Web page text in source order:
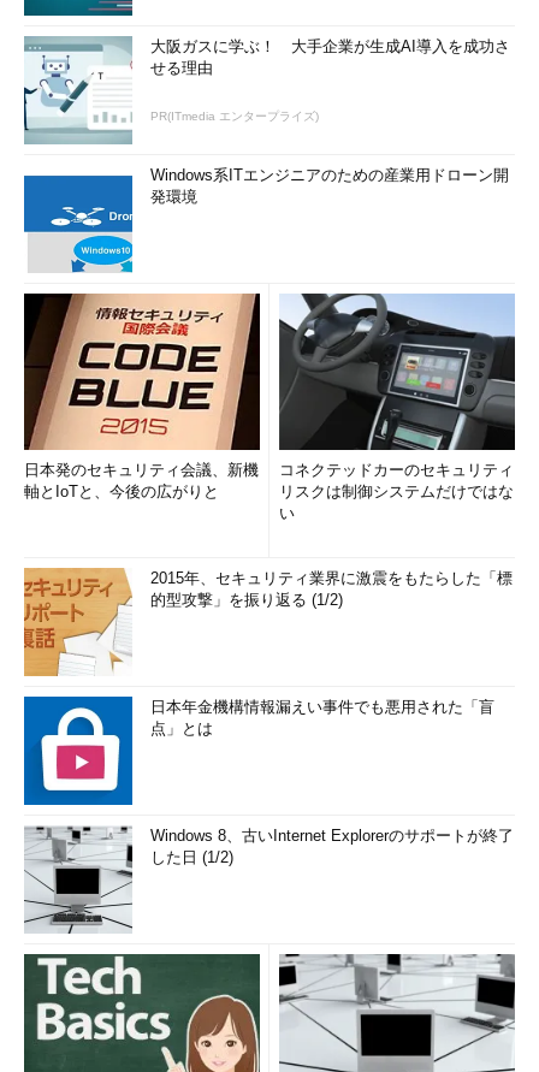
大阪ガスに学ぶ！ 大手企業が生成AI導入を成功さ
せる理由
PR(ITmedia エンタープライズ)
Windows系ITエンジニアのための産業用ドローン開
発環境
日本発のセキュリティ会議、新機
軸とIoTと、今後の広がりと
コネクテッドカーのセキュリティ
リスクは制御システムだけではな
い
2015年、セキュリティ業界に激震をもたらした「標
的型攻撃」を振り返る (1/2)
日本年金機構情報漏えい事件でも悪用された「盲
点」とは
Windows 8、古いInternet Explorerのサポートが終了
した日 (1/2)